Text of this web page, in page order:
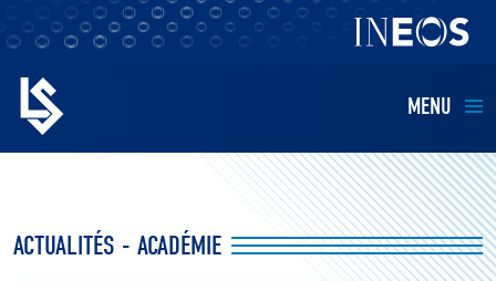
MENU
BILLETTERIE
ACTUALITÉS - ACADÉMIE